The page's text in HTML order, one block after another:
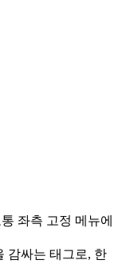
좌측 고정 메뉴에
감싸는 태그로, 한